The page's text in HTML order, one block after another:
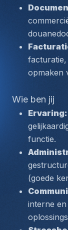
opmaken
Wie ben jij
Ervaring:
functie.
(goede
interne